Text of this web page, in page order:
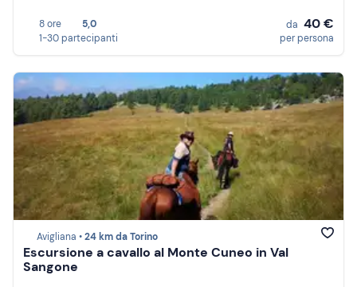
8 ore
5,0
1-30 partecipanti
da 40 €
per persona
Avigliana •24 km da Torino
Escursione a cavallo al Monte Cuneo in Val
Sangone